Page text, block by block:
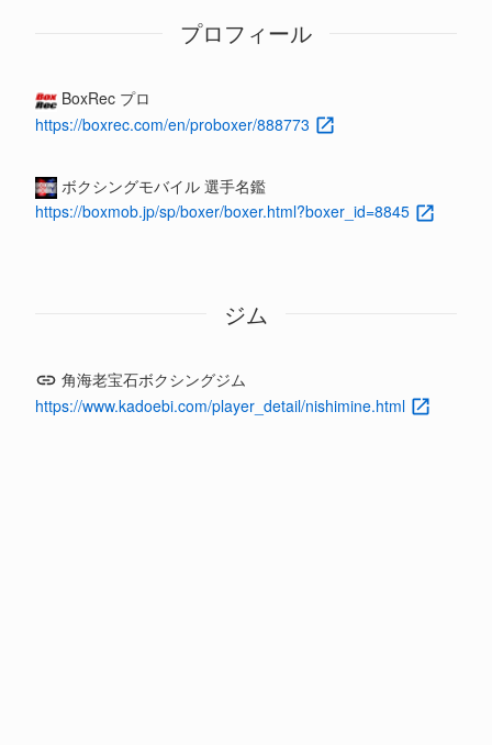
プロフィール
BoxRec プロ
https://boxrec.com/en/proboxer/888773
ボクシングモバイル 選手名鑑
https://boxmob.jp/sp/boxer/boxer.html?boxer_id=8845
ジム
角海老宝石ボクシングジム
https://www.kadoebi.com/player_detail/nishimine.html